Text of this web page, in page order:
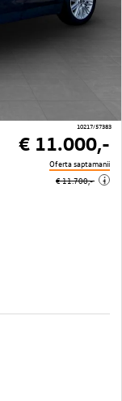
10217/57383
€ 11.000,-
Oferta saptamanii
€ 11.700,-
i